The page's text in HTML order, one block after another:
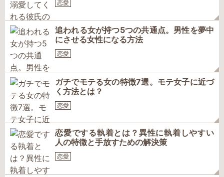
恋愛
追われる女が持つ5つの共通点。男性を夢中
にさせる女性になる方法
恋愛
ガチでモテる女の特徴7選。モテ女子に近づ
く方法とは？
恋愛
恋愛でする執着とは？異性に執着しやすい
人の特徴と手放すための解決策
恋愛